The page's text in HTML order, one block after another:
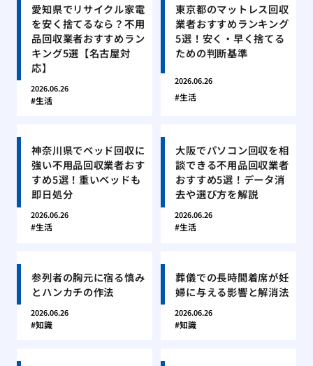
愛知県でリサイクル家電
を安く捨てるなら？不用
品回収業者おすすめラン
キング5選【名古屋対
応】
2026.06.26
生活
東京都のマットレス回収
業者おすすめランキング
5選！安く・早く捨てる
ための判断基準
2026.06.26
生活
神奈川県でベッド回収に
強い不用品回収業者おす
すめ5選！重いベッドも
即日処分
2026.06.26
生活
大阪でパソコン回収を相
談できる不用品回収業者
おすすめ5選！データ消
去や選び方を解説
2026.06.26
生活
参列者の胸元に宿る慎み
とハンカチの作法
2026.06.26
知識
葬儀での長時間着席が妊
婦に与える影響と解消法
2026.06.26
知識